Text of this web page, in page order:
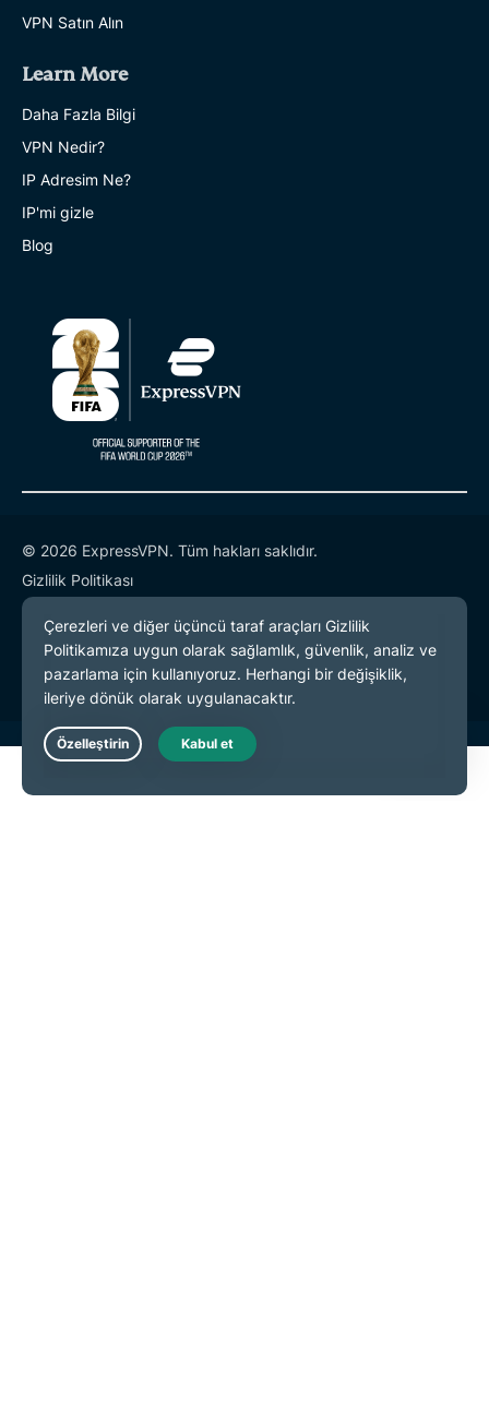
VPN Satın Alın
Learn More
Daha Fazla Bilgi
VPN Nedir?
IP Adresim Ne?
IP'mi gizle
Blog
© 2026 ExpressVPN. Tüm hakları saklıdır.
Gizlilik Politikası
Hizmet Koşulları
Çerez Tercihleri